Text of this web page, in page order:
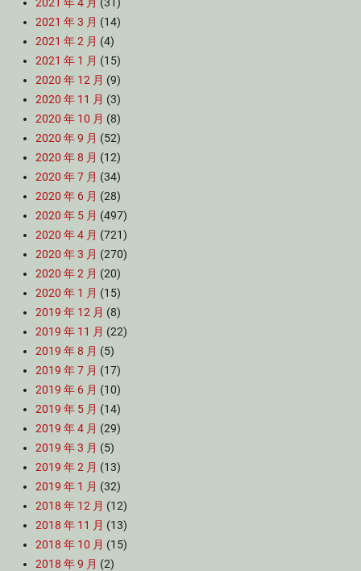
2021 年 3 月 (14)
2021 年 2 月 (4)
2021 年 1 月 (15)
2020 年 12 月 (9)
2020 年 11 月 (3)
2020 年 10 月 (8)
2020 年 9 月 (52)
2020 年 8 月 (12)
2020 年 7 月 (34)
2020 年 6 月 (28)
2020 年 5 月 (497)
2020 年 4 月 (721)
2020 年 3 月 (270)
2020 年 2 月 (20)
2020 年 1 月 (15)
2019 年 12 月 (8)
2019 年 11 月 (22)
2019 年 8 月 (5)
2019 年 7 月 (17)
2019 年 6 月 (10)
2019 年 5 月 (14)
2019 年 4 月 (29)
2019 年 3 月 (5)
2019 年 2 月 (13)
2019 年 1 月 (32)
2018 年 12 月 (12)
2018 年 11 月 (13)
2018 年 10 月 (15)
2018 年 9 月 (2)